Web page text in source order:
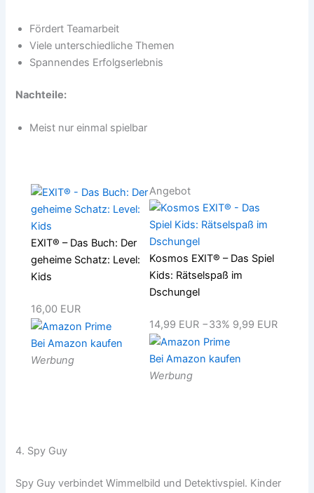
Fördert Teamarbeit
Viele unterschiedliche Themen
Spannendes Erfolgserlebnis
Nachteile:
Meist nur einmal spielbar
EXIT® – Das Buch: Der
geheime Schatz: Level:
Kids
16,00 EUR
Bei Amazon kaufen
Werbung
Angebot
Kosmos EXIT® – Das Spiel
Kids: Rätselspaß im
Dschungel
14,99 EUR −33% 9,99 EUR
Bei Amazon kaufen
Werbung
4. Spy Guy
Spy Guy verbindet Wimmelbild und Detektivspiel. Kinder